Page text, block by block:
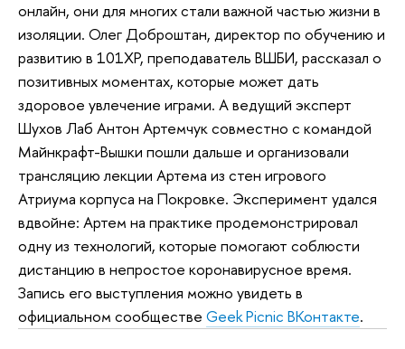
онлайн, они для многих стали важной частью жизни в
изоляции. Олег Доброштан, директор по обучению и
развитию в 101XP, преподаватель ВШБИ, рассказал о
позитивных моментах, которые может дать
здоровое увлечение играми. А ведущий эксперт
Шухов Лаб Антон Артемчук совместно с командой
Майнкрафт-Вышки пошли дальше и организовали
трансляцию лекции Артема из стен игрового
Атриума корпуса на Покровке. Эксперимент удался
вдвойне: Артем на практике продемонстрировал
одну из технологий, которые помогают соблюсти
дистанцию в непростое коронавирусное время.
Запись его выступления можно увидеть в
официальном сообществе Geek Picnic ВКонтакте.